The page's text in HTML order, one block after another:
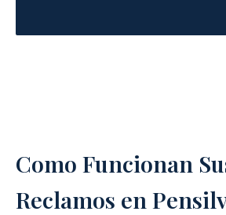
Como Funcionan
Reclamos en